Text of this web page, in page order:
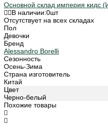
Основной склад империя
В наличии:0шт
Отсутствует на всех складах
Пол
Девочки
Бренд
Alessandro Borelli
Сезонность
Осень-Зима
Страна изготовитель
Китай
Цвет
Черно-белый
Похожие товары